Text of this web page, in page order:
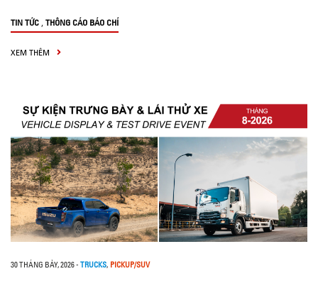
TIN TỨC , THÔNG CÁO BÁO CHÍ
XEM THÊM
30 THÁNG BẢY, 2026- TRUCKS, PICKUP/SUV